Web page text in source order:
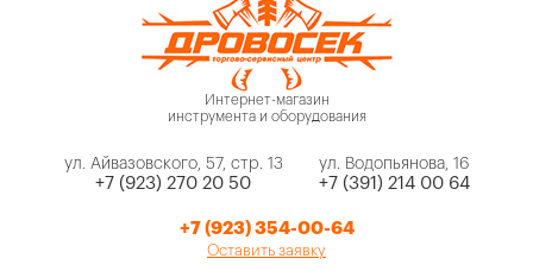
Интернет-магазин
инструмента и оборудования
ул. Айвазовского, 57, стр. 13
+7 (923) 270 20 50
ул. Водопьянова, 16
+7 (391) 214 00 64
+7 (923) 354-00-64
Оставить заявку